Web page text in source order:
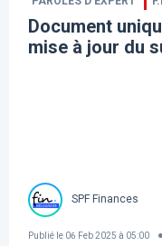
Document
mise à jour du
SPF Finances
Publié le 06 Feb 2025 à 05:00